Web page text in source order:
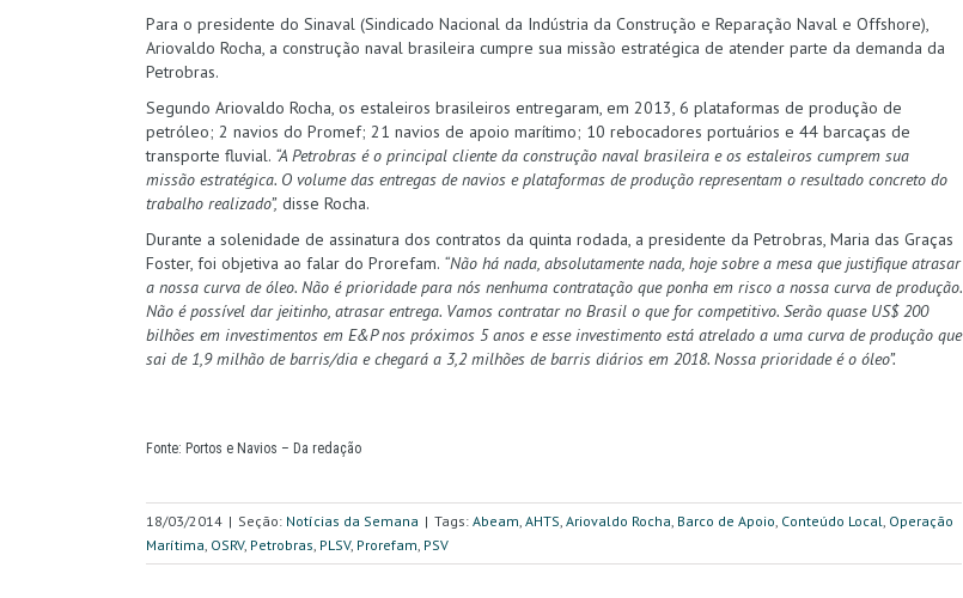
Para o presidente do Sinaval (Sindicado Nacional da Indústria da Construção e Reparação Naval e Offshore),
Ariovaldo Rocha, a construção naval brasileira cumpre sua missão estratégica de atender parte da demanda da
Petrobras.
Segundo Ariovaldo Rocha, os estaleiros brasileiros entregaram, em 2013, 6 plataformas de produção de
petróleo; 2 navios do Promef; 21 navios de apoio marítimo; 10 rebocadores portuários e 44 barcaças de
transporte fluvial. “A Petrobras é o principal cliente da construção naval brasileira e os estaleiros cumprem sua
missão estratégica. O volume das entregas de navios e plataformas de produção representam o resultado concreto do
trabalho realizado”, disse Rocha.
Durante a solenidade de assinatura dos contratos da quinta rodada, a presidente da Petrobras, Maria das Graças
Foster, foi objetiva ao falar do Prorefam. “Não há nada, absolutamente nada, hoje sobre a mesa que justifique atrasar
a nossa curva de óleo. Não é prioridade para nós nenhuma contratação que ponha em risco a nossa curva de produção.
Não é possível dar jeitinho, atrasar entrega. Vamos contratar no Brasil o que for competitivo. Serão quase US$ 200
bilhões em investimentos em E&P nos próximos 5 anos e esse investimento está atrelado a uma curva de produção que
sai de 1,9 milhão de barris/dia e chegará a 3,2 milhões de barris diários em 2018. Nossa prioridade é o óleo”.
Fonte: Portos e Navios – Da redação
18/03/2014 | Seção: Notícias da Semana | Tags: Abeam, AHTS, Ariovaldo Rocha, Barco de Apoio, Conteúdo Local, Operação
Marítima, OSRV, Petrobras, PLSV, Prorefam, PSV